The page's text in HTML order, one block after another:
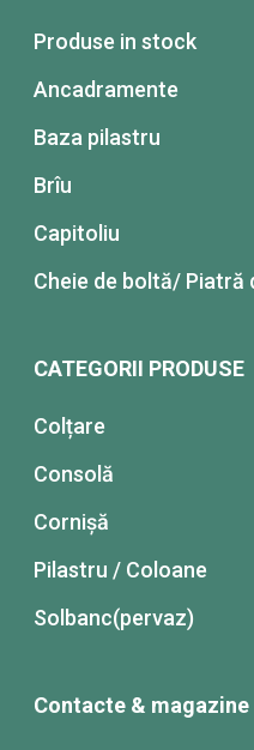
Produse in stock
Ancadramente
Baza pilastru
Brîu
Capitoliu
Cheie de boltă/ Piatră
CATEGORII PRODUSE
Colțare
Consolă
Cornișă
Pilastru / Coloane
Solbanc(pervaz)
Contacte & magazine